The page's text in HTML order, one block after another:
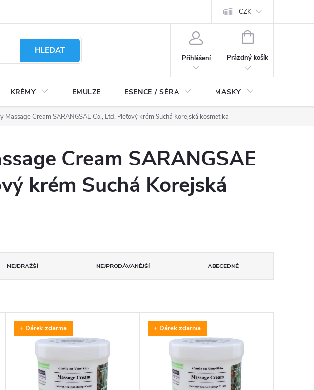
CZK
HLEDAT
Přihlášení
NÁKUPNÍ
Prázdný košík
KRÉMY EMULZE ESENCE / SÉRA MASKY
Massage Cream SARANGSAE Co., Ltd. Pleťový krém Suchá Korejská kosmetika
Cream SARANGSAE
krém Suchá Korejská
NEJDRAŽŠÍ NEJPRODÁVANĚJŠÍ ABECEDNĚ
+ Dárek zdarma + Dárek zdarma